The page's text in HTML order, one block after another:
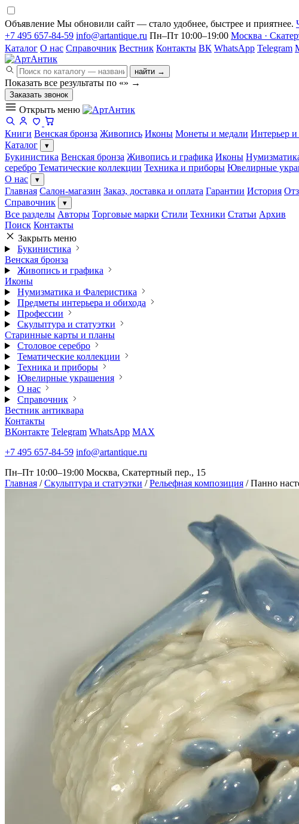
Объявление Мы обновили сайт — стало удобнее, быстрее и приятнее.
+7 495 657-84-59 info@artantique.ru Пн–Пт 10:00–19:00 Москва ·
Каталог О нас Справочник Вестник Контакты ВК WhatsApp Telegram
найти →
Показать все результаты по «» →
Заказать звонок
Открыть меню
Книги Венская бронза Живопись Иконы Монеты и медали Интерьер
Каталог
▾
Букинистика Венская бронза Живопись и графика Иконы
серебро Тематические коллекции Техника и приборы Ювелирные
О нас
▾
Главная Салон-магазин Заказ, доставка и оплата Гарантии История
Справочник
▾
Все разделы Авторы Торговые марки Стили Техники Статьи Архив
Поиск Контакты
Закрыть меню
Букинистика
Венская бронза
Живопись и графика
Иконы
Нумизматика и Фалеристика
Предметы интерьера и обихода
Профессии
Скульптура и статуэтки
Старинные карты и планы
Столовое серебро
Тематические коллекции
Техника и приборы
Ювелирные украшения
О нас
Справочник
Вестник антиквара
Контакты
ВКонтакте Telegram WhatsApp MAX
+7 495 657-84-59 info@artantique.ru
Пн–Пт 10:00–19:00 Москва, Скатертный пер., 15
Главная / Скульптура и статуэтки / Рельефная композиция / Панно